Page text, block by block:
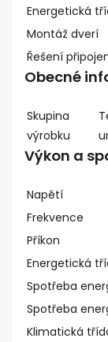
Energetická
Montáž dverí
Řešení
Obecné
Skupina
výrobku
Výkon a
Napětí
Frekvence
Příkon
Energetická
Spotřeba
Spotřeba
Klimatická